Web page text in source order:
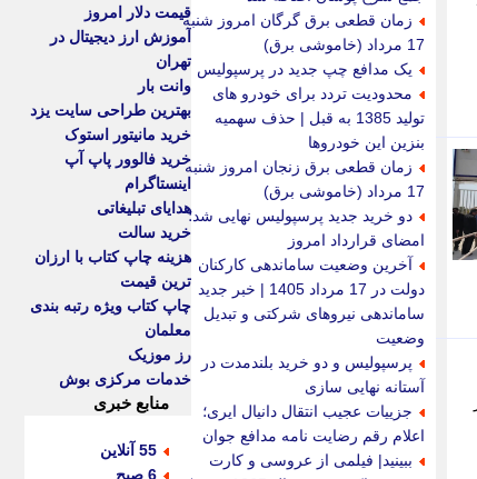
زمان قطعی برق گرگان امروز شنبه
17 مرداد (خاموشی برق)
یک مدافع چپ جدید در پرسپولیس
محدودیت تردد برای خودرو های
تولید 1385 به قبل | حذف سهمیه
بنزین این خودروها
زمان قطعی برق زنجان امروز شنبه
17 مرداد (خاموشی برق)
دو خرید جدید پرسپولیس نهایی شد؛
امضای قرارداد امروز
آخرین وضعیت ساماندهی کارکنان
دولت در 17 مرداد 1405 | خبر جدید
ساماندهی نیروهای شرکتی و تبدیل
وضعیت
پرسپولیس و دو خرید بلندمدت در
آستانه نهایی سازی
جزییات عجیب انتقال دانیال ایری؛
اعلام رقم رضایت نامه مدافع جوان
ببینید| فیلمی از عروسی و کارت
قیمت دلار امروز
آموزش ارز دیجیتال در
تهران
وانت بار
بهترین طراحی سایت یزد
خرید مانیتور استوک
خرید فالوور پاپ آپ
اینستاگرام
هدایای تبلیغاتی
خرید سالت
هزینه چاپ کتاب با ارزان
ترین قیمت
چاپ کتاب ویژه رتبه بندی
معلمان
رز موزیک
خدمات مرکزی بوش
منابع خبری
55 آنلاین
6 صبح